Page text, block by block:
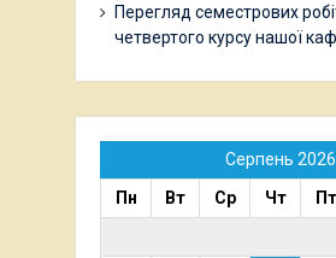
Перегляд семестрових
четвертого курсу нашої
Серпень 2026
Пн
Вт Ср Чт Пт